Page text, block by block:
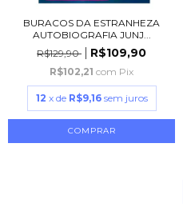
BURACOS DA ESTRANHEZA
AUTOBIOGRAFIA JUNJ...
R$129,90
R$109,90
R$102,21 com Pix
12 x de R$9,16 sem juros